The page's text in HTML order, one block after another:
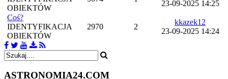
OBIEKTÓW
23-09-2025 14:25
Coś?
IDENTYFIKACJA
OBIEKTÓW
2970 2
kkazek12
23-09-2025 14:24
ASTRONOMIA24.COM